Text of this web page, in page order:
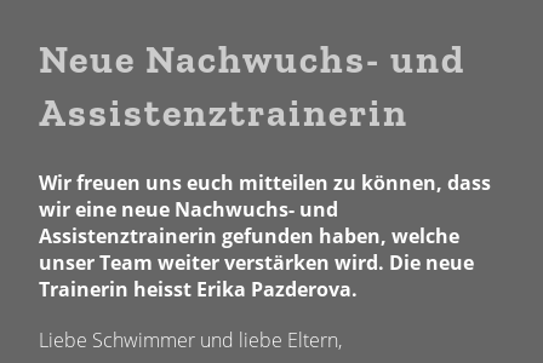
Neue Nachwuchs- und
Assistenztrainerin
Wir freuen uns euch mitteilen zu können, dass
wir eine neue Nachwuchs- und
Assistenztrainerin gefunden haben, welche
unser Team weiter verstärken wird. Die neue
Trainerin heisst Erika Pazderova.
Liebe Schwimmer und liebe Eltern,